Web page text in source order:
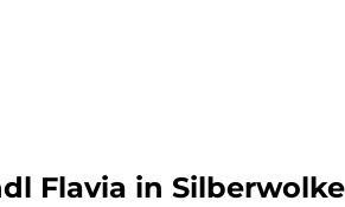
Flavia in